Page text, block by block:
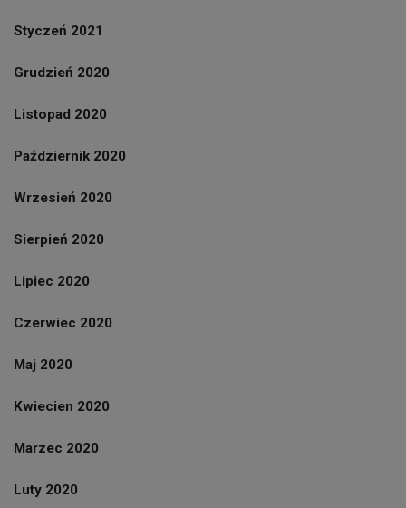
Styczeń 2021
Grudzień 2020
Listopad 2020
Październik 2020
Wrzesień 2020
Sierpień 2020
Lipiec 2020
Czerwiec 2020
Maj 2020
Kwiecien 2020
Marzec 2020
Luty 2020